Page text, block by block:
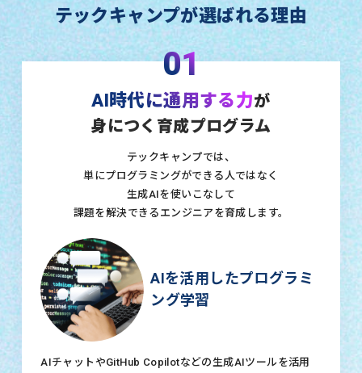
テックキャンプが選ばれる理由
01
AI時代に通用する力が
身につく育成プログラム
テックキャンプでは、
単にプログラミングができる人ではなく
生成AIを使いこなして
課題を解決できるエンジニアを育成します。
AIを活用したプログラミ
ング学習
AIチャットやGitHub Copilotなどの生成AIツールを活用